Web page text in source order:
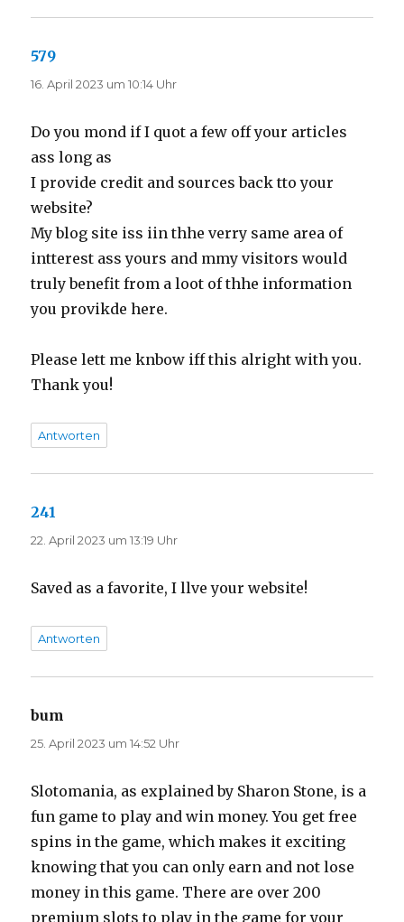
579
16. April 2023 um 10:14 Uhr
Do you mond if I quot a few off your articles
ass long as
I provide credit and sources back tto your
website?
My blog site iss iin thhe verry same area of
intterest ass yours and mmy visitors would
truly benefit from a loot of thhe information
you provikde here.
Please lett me knbow iff this alright with you.
Thank you!
Antworten
241
22. April 2023 um 13:19 Uhr
Saved as a favorite, I llve your website!
Antworten
bum
25. April 2023 um 14:52 Uhr
Slotomania, as explained by Sharon Stone, is a
fun game to play and win money. You get free
spins in the game, which makes it exciting
knowing that you can only earn and not lose
money in this game. There are over 200
premium slots to play in the game for your